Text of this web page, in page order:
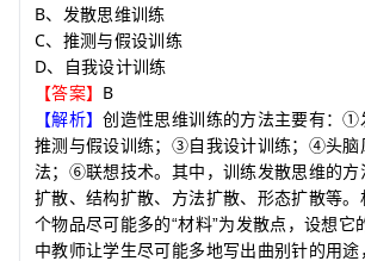
B、发散思维训练
C、推测与假设训练
D、自我设计训练
【答案】 B
【解析】创造性思维训练的方法主要有：
推测与假设训练；③自我设计训练；④头
法；⑥联想技术。其中，训练发散思维的方
扩散、结构扩散、方法扩散、形态扩散等
个物品尽可能多的“材料”为发散点，设想它
中教师让学生尽可能多地写出曲别针的用